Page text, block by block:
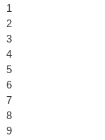
1
2
3
4
5
6
7
8
9